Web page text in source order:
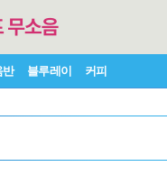
반 블루레이 커피